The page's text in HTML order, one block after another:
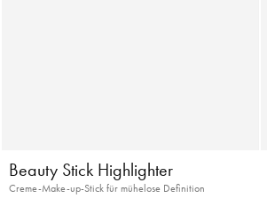
Beauty Stick Highlighter
Creme-Make-up-Stick für mühelose Definition